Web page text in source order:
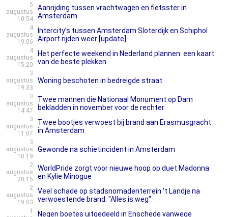
5
augustus
10:54
Aanrijding tussen vrachtwagen en fietsster in
Amsterdam
4
augustus
19:06
Intercity’s tussen Amsterdam Sloterdijk en Schiphol
Airport rijden weer [update]
4
augustus
15:20
Het perfecte weekend in Nederland plannen: een kaart
van de beste plekken
3
augustus
19:33
Woning beschoten in bedreigde straat
3
augustus
14:47
Twee mannen die Nationaal Monument op Dam
bekladden in november voor de rechter
3
augustus
11:07
Twee bootjes verwoest bij brand aan Erasmusgracht
in Amsterdam
3
augustus
10:19
Gewonde na schietincident in Amsterdam
2
augustus
20:15
WorldPride zorgt voor nieuwe hoop op duet Madonna
en Kylie Minogue
2
augustus
19:03
Veel schade op stadsnomadenterrein 't Landje na
verwoestende brand: "Alles is weg"
1
Negen boetes uitgedeeld in Enschede vanwege